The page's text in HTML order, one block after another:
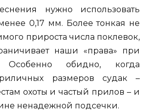
нужно использовать
0,17 мм. Более тонкая не
прироста числа поклевок,
наши «права» при
Особенно обидно, когда
размеров судак –
охоты и частый прилов – и
ненадежной подсечки.